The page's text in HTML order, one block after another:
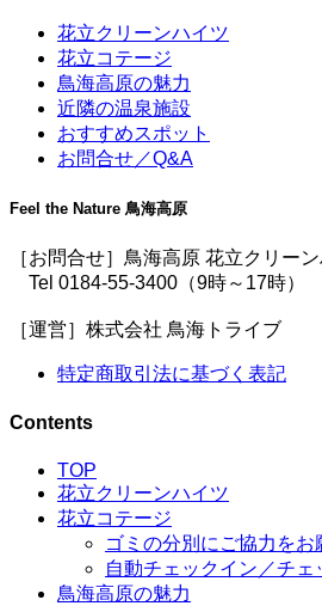
花立クリーンハイツ
花立コテージ
鳥海高原の魅力
近隣の温泉施設
おすすめスポット
お問合せ／Q&A
Feel the Nature 鳥海高原
［お問合せ］鳥海高原 花立クリー
Tel 0184-55-3400（9時～17時）
［運営］株式会社 鳥海トライブ
特定商取引法に基づく表記
Contents
TOP
花立クリーンハイツ
花立コテージ
ゴミの分別にご協力をお
自動チェックイン／チェ
鳥海高原の魅力